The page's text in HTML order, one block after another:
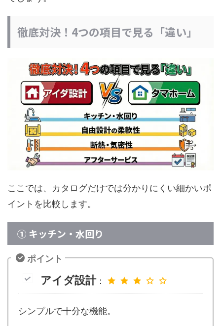
徹底対決！4つの項目で見る「違い」
ここでは、カタログだけでは分かりにくい細かいポ
イントを比較します。
① キッチン・水回り
ポイント
アイダ設計：
シンプルで十分な機能。